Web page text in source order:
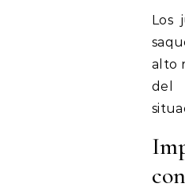
Los
alto
del